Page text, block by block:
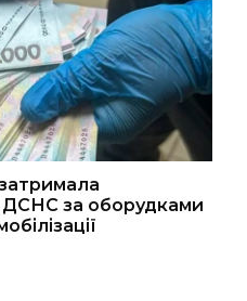
ДСНС за оборудками